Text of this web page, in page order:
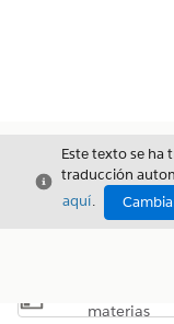
Cerrar
Este texto se ha
traducción
aquí.
Mostrar
materias